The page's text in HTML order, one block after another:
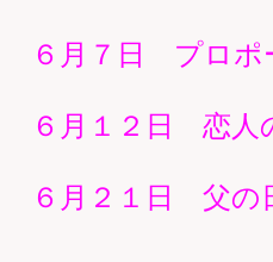
６月７日 プロポ
６月１２日 恋人
６月２１日 父の